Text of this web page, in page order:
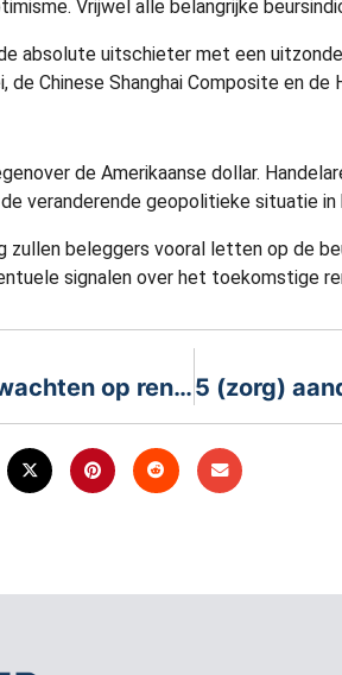
Vrijwel alle belangrijke
absolute uitschieter met een
Chinese Shanghai Composite en de
de Amerikaanse dollar.
veranderende geopolitieke situatie
zullen beleggers vooral letten op de
signalen over het toekomstige
Europese beurzen wachten op rentebesluit ECB